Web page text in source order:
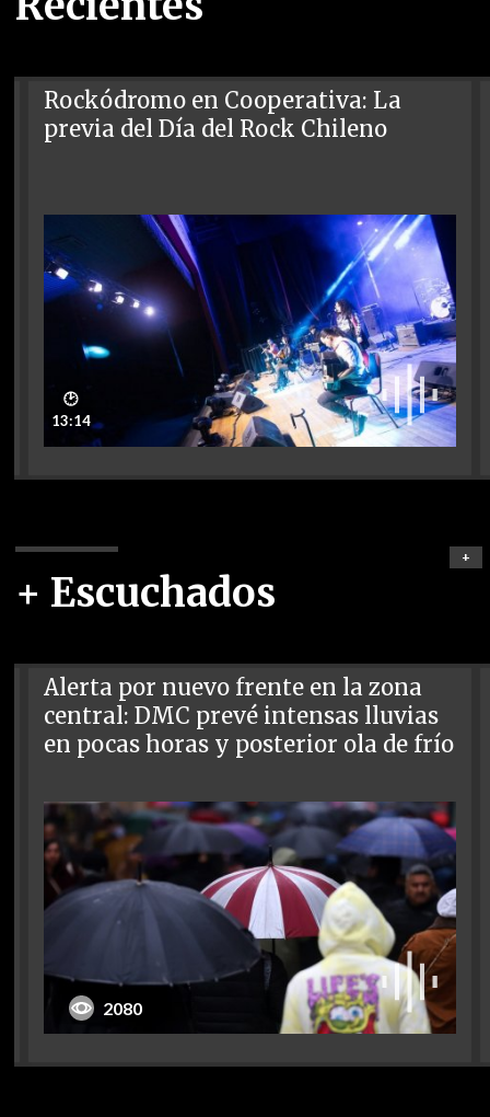
Rockódromo en Cooperativa: La
previa del Día del Rock Chileno
🕑
13:14
+ Escuchados
+
Alerta por nuevo frente en la zona
central: DMC prevé intensas lluvias
en pocas horas y posterior ola de frío
2080